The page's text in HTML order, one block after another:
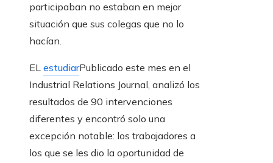
participaban no estaban en mejor
situación que sus colegas que no lo
hacían.
EL estudiarPublicado este mes en el
Industrial Relations Journal, analizó los
resultados de 90 intervenciones
diferentes y encontró solo una
excepción notable: los trabajadores a
los que se les dio la oportunidad de